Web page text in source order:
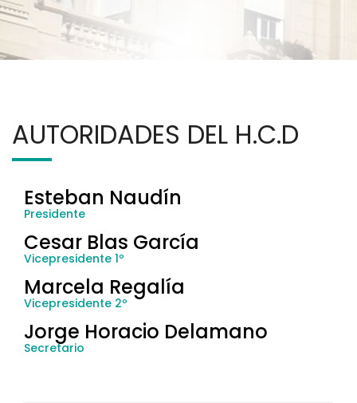
AUTORIDADES DEL H.C.D
Esteban Naudín
Presidente
Cesar Blas García
Vicepresidente 1º
Marcela Regalía
Vicepresidente 2º
Jorge Horacio Delamano
Secretario